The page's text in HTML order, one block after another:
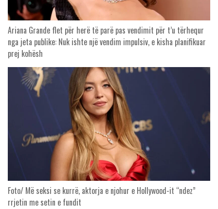
Ariana Grande flet për herë të parë pas vendimit për t’u tërhequr
nga jeta publike: Nuk ishte një vendim impulsiv, e kisha planifikuar
prej kohësh
Foto/ Më seksi se kurrë, aktorja e njohur e Hollywood-it “ndez”
rrjetin me setin e fundit